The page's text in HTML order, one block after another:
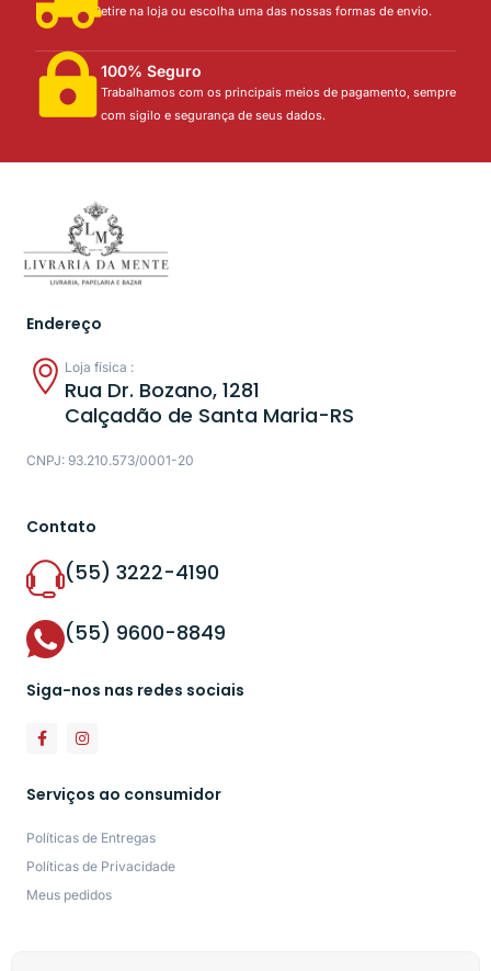
Retire na loja ou escolha uma das nossas formas de envio.
100% Seguro
Trabalhamos com os principais meios de pagamento, sempre
com sigilo e segurança de seus dados.
Endereço
Loja física :
Rua Dr. Bozano, 1281
Calçadão de Santa Maria-RS
CNPJ: 93.210.573/0001-20
Contato
(55) 3222-4190
(55) 9600-8849
Siga-nos nas redes sociais
Serviços ao consumidor
Políticas de Entregas
Políticas de Privacidade
Meus pedidos